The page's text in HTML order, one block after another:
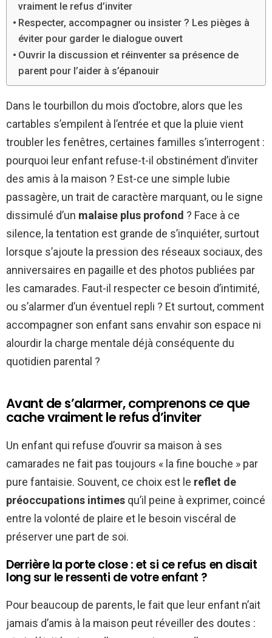
vraiment le refus d’inviter
Respecter, accompagner ou insister ? Les pièges à
éviter pour garder le dialogue ouvert
Ouvrir la discussion et réinventer sa présence de
parent pour l’aider à s’épanouir
Dans le tourbillon du mois d’octobre, alors que les
cartables s’empilent à l’entrée et que la pluie vient
troubler les fenêtres, certaines familles s’interrogent :
pourquoi leur enfant refuse-t-il obstinément d’inviter
des amis à la maison ? Est-ce une simple lubie
passagère, un trait de caractère marquant, ou le signe
dissimulé d’un malaise plus profond ? Face à ce
silence, la tentation est grande de s’inquiéter, surtout
lorsque s’ajoute la pression des réseaux sociaux, des
anniversaires en pagaille et des photos publiées par
les camarades. Faut-il respecter ce besoin d’intimité,
ou s’alarmer d’un éventuel repli ? Et surtout, comment
accompagner son enfant sans envahir son espace ni
alourdir la charge mentale déjà conséquente du
quotidien parental ?
Avant de s’alarmer, comprenons ce que
cache vraiment le refus d’inviter
Un enfant qui refuse d’ouvrir sa maison à ses
camarades ne fait pas toujours « la fine bouche » par
pure fantaisie. Souvent, ce choix est le reflet de
préoccupations intimes qu’il peine à exprimer, coincé
entre la volonté de plaire et le besoin viscéral de
préserver une part de soi.
Derrière la porte close : et si ce refus en disait
long sur le ressenti de votre enfant ?
Pour beaucoup de parents, le fait que leur enfant n’ait
jamais d’amis à la maison peut réveiller des doutes :